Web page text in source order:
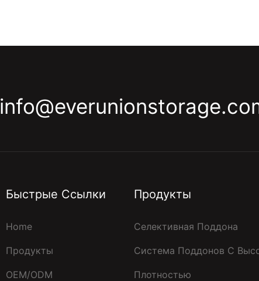
Быстрые Ссылки
Home
Продукты
OEM/ODM
Продукты
Селективная Поддона
Система Поддонов С
Плотностью